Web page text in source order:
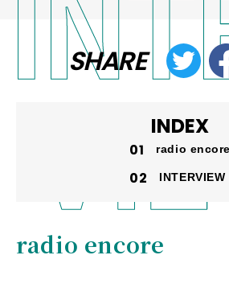
SHARE
INDEX
radio encore
INTERVIEW
radio encore